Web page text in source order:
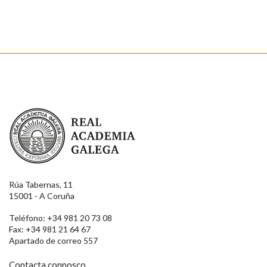
Real Academia Galega
Rúa Tabernas, 11
15001 - A Coruña
Teléfono: +34 981 20 73 08
Fax: +34 981 21 64 67
Apartado de correo 557
Contacta connosco